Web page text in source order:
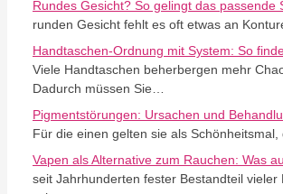
Rundes Gesicht? So gelingt das passende
runden Gesicht fehlt es oft etwas an
Handtaschen-Ordnung mit System: So
Viele Handtaschen beherbergen mehr
Dadurch müssen Sie…
Pigmentstörungen: Ursachen und
Für die einen gelten sie als Schönheitsmal,
Vapen als Alternative zum Rauchen: Was
seit Jahrhunderten fester Bestandteil vieler